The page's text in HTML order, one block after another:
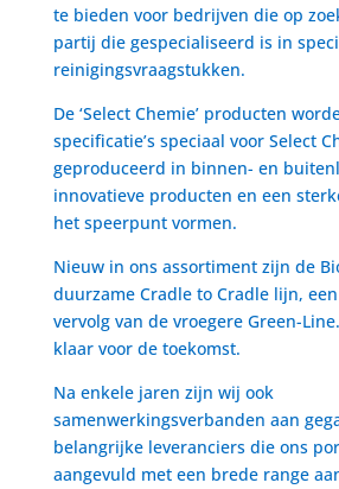
te bieden voor bedrijven die op
partij die gespecialiseerd is in
reinigingsvraagstukken.
De ‘Select Chemie’ producten
specificatie’s speciaal voor Select
geproduceerd in binnen- en
innovatieve producten en een
het speerpunt vormen.
Nieuw in ons assortiment zijn de
duurzame Cradle to Cradle lijn,
vervolg van de vroegere Green-
klaar voor de toekomst.
Na enkele jaren zijn wij ook
samenwerkingsverbanden aan
belangrijke leveranciers die ons
aangevuld met een brede range